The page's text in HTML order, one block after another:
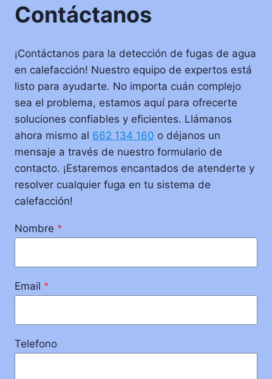
Contáctanos
¡Contáctanos para la detección de fugas de agua
en calefacción! Nuestro equipo de expertos está
listo para ayudarte. No importa cuán complejo
sea el problema, estamos aquí para ofrecerte
soluciones confiables y eficientes. Llámanos
ahora mismo al 662 134 160 o déjanos un
mensaje a través de nuestro formulario de
contacto. ¡Estaremos encantados de atenderte y
resolver cualquier fuga en tu sistema de
calefacción!
Nombre *
Email *
Telefono